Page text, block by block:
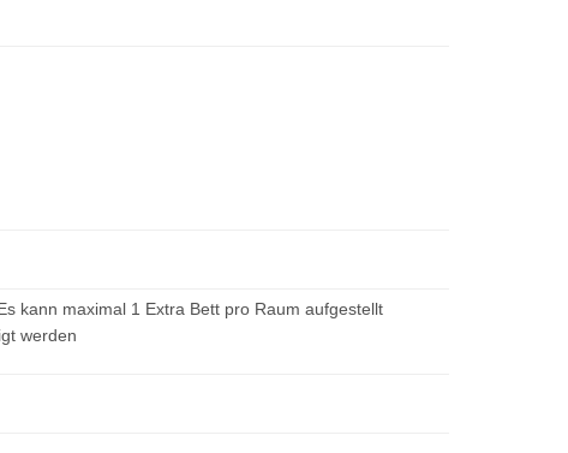
kann maximal 1 Extra Bett pro Raum aufgestellt
werden